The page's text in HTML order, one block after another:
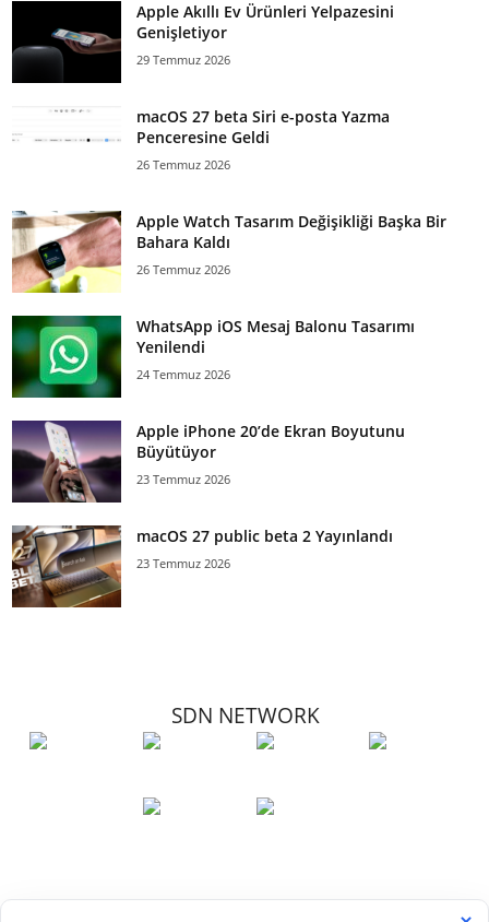
Apple Akıllı Ev Ürünleri Yelpazesini
Genişletiyor
29 Temmuz 2026
macOS 27 beta Siri e-posta Yazma
Penceresine Geldi
26 Temmuz 2026
Apple Watch Tasarım Değişikliği Başka Bir
Bahara Kaldı
26 Temmuz 2026
WhatsApp iOS Mesaj Balonu Tasarımı
Yenilendi
24 Temmuz 2026
Apple iPhone 20’de Ekran Boyutunu
Büyütüyor
23 Temmuz 2026
macOS 27 public beta 2 Yayınlandı
23 Temmuz 2026
SDN NETWORK